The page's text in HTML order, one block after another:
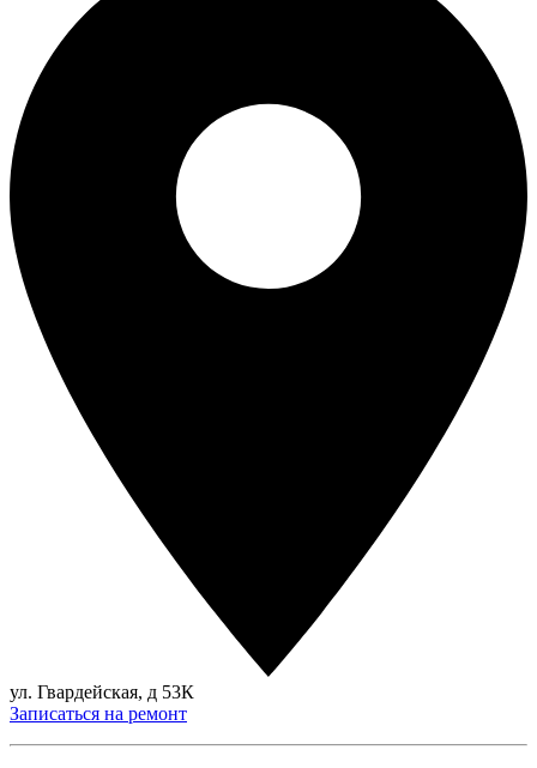
ул. Гвардейская, д 53К
Записаться на ремонт